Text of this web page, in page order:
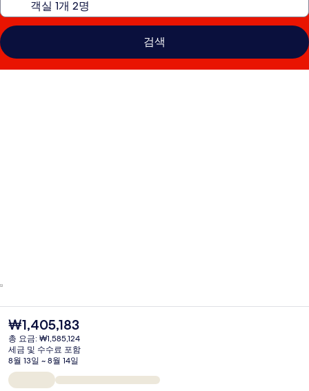
검색
현
재
가
격
은
₩1,405,183
₩1,405,183
총 요금: ₩1,585,124
세금 및 수수료 포함
8월 13일 ~ 8월 14일